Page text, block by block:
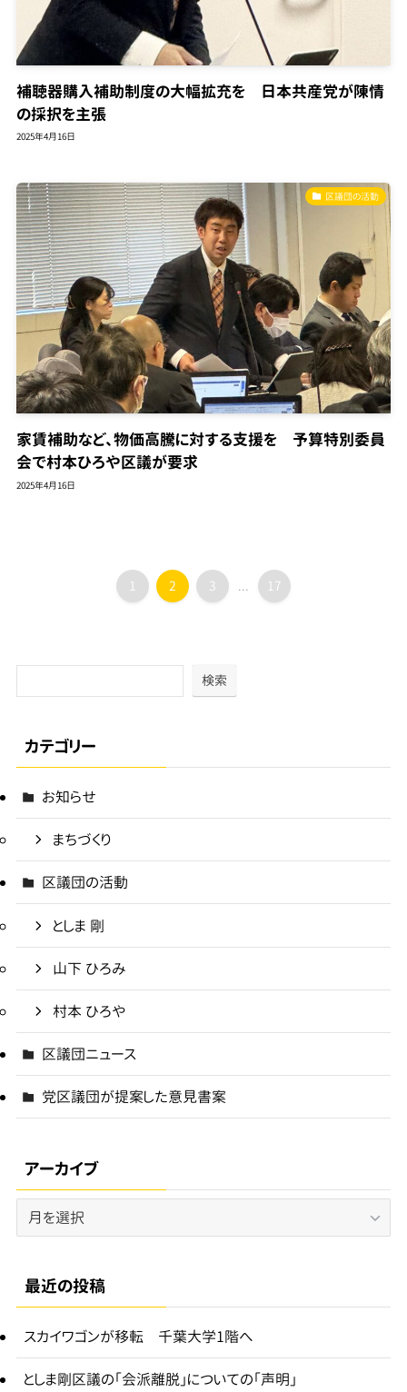
補聴器購入補助制度の大幅拡充を 日本共産党が陳情
の採択を主張
2025年4月16日
区議団の活動
家賃補助など、物価高騰に対する支援を 予算特別委員
会で村本ひろや区議が要求
2025年4月16日
1 2 3 ... 17
検索
カテゴリー
お知らせ
まちづくり
区議団の活動
としま 剛
山下 ひろみ
村本 ひろや
区議団ニュース
党区議団が提案した意見書案
アーカイブ
ー
イ
ブ
最近の投稿
スカイワゴンが移転 千葉大学1階へ
としま剛区議の「会派離脱」についての「声明」